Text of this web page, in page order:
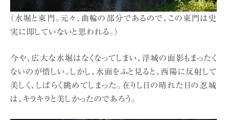
（水堀と東門。元々、曲輪の部分であるので、この東門は史
実に即していないと思われる。）
今や、広大な水堀はなくなってしまい、浮城の面影もまったく
ないのが惜しい。しかし、水面をふと見ると、西陽に反射して
美しく、しばらく眺めてしまった。在りし日の晴れた日の忍城
は、キラキラと美しかったのであろう。